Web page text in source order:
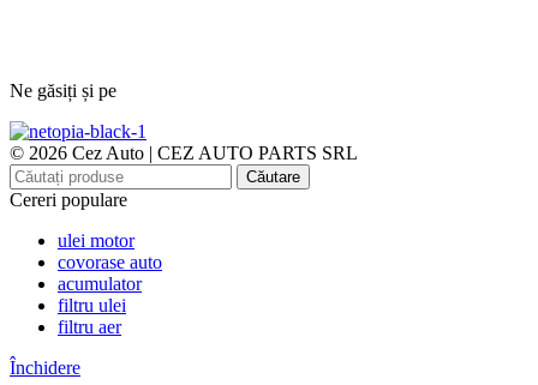
Ne găsiți și pe
© 2026 Cez Auto | CEZ AUTO PARTS SRL
Căutare
Cereri populare
ulei motor
covorase auto
acumulator
filtru ulei
filtru aer
Închidere